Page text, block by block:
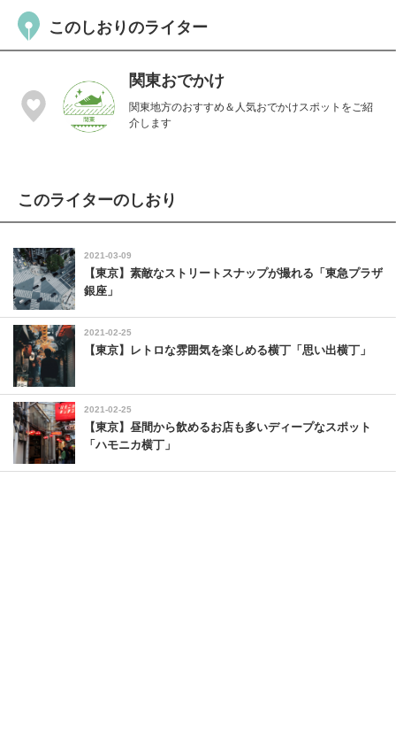
このしおりのライター
関東おでかけ
関東地方のおすすめ＆人気おでかけスポットをご紹
介します
このライターのしおり
2021-03-09
【東京】素敵なストリートスナップが撮れる「東急プラザ
銀座」
2021-02-25
【東京】レトロな雰囲気を楽しめる横丁「思い出横丁」
2021-02-25
【東京】昼間から飲めるお店も多いディープなスポット
「ハモニカ横丁」